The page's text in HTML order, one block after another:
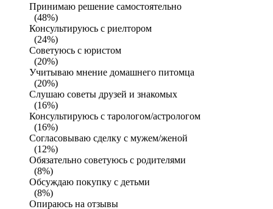
Принимаю решение самостоятельно
(48%)
Консультируюсь с риелтором
(24%)
Советуюсь с юристом
(20%)
Учитываю мнение домашнего питомца
(20%)
Слушаю советы друзей и знакомых
(16%)
Консультируюсь с тарологом/астрологом
(16%)
Согласовываю сделку с мужем/женой
(12%)
Обязательно советуюсь с родителями
(8%)
Обсуждаю покупку с детьми
(8%)
Опираюсь на отзывы